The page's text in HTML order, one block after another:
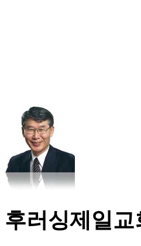
후러싱제일교